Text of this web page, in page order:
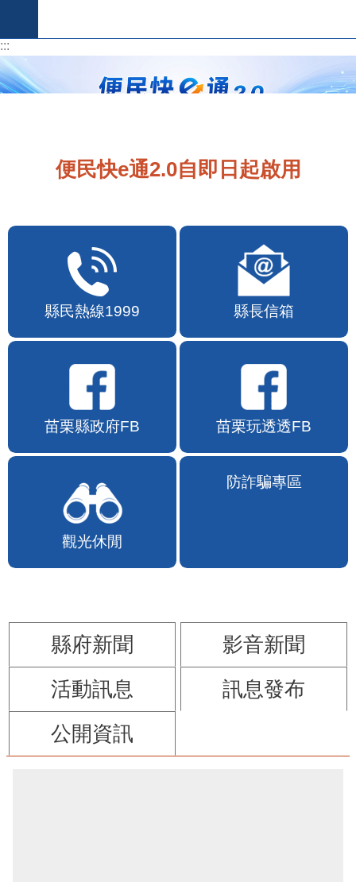
:::
:::
便民快e通2.0自即日起啟用
縣民熱線1999 縣長信箱
苗栗縣政府FB 苗栗玩透透FB
觀光休閒
縣府新聞
影音新聞
活動訊息
訊息發布
公開資訊